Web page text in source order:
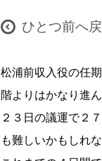
ひとつ前へ
松浦前収入役の任
階よりはかなり進
２３日の議運で２
も難しいかもしれな